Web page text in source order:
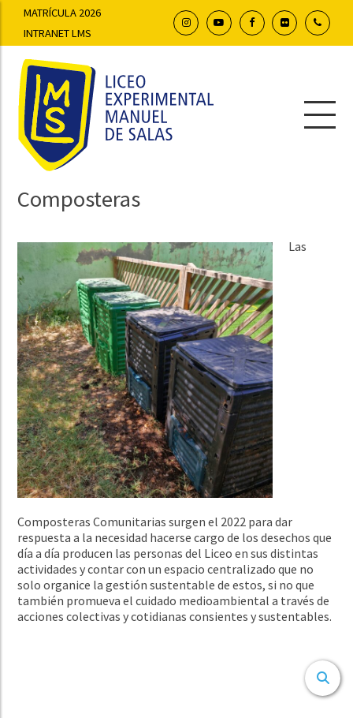
MATRÍCULA 2026
INTRANET LMS
Composteras
Las
Composteras Comunitarias surgen el 2022 para dar
respuesta a la necesidad hacerse cargo de los desechos que
día a día producen las personas del Liceo en sus distintas
actividades y contar con un espacio centralizado que no
solo organice la gestión sustentable de estos, si no que
también promueva el cuidado medioambiental a través de
acciones colectivas y cotidianas consientes y sustentables.